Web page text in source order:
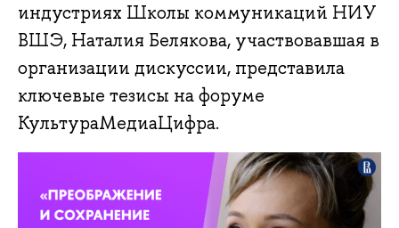
индустриях Школы коммуникаций НИУ
ВШЭ, Наталия Белякова, участвовавшая в
организации дискуссии, представила
ключевые тезисы на форуме
КультураМедиаЦифра.